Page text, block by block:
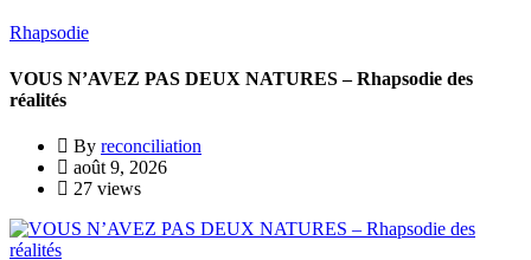
Rhapsodie
VOUS N’AVEZ PAS DEUX NATURES – Rhapsodie des
réalités
By reconciliation
août 9, 2026
27 views